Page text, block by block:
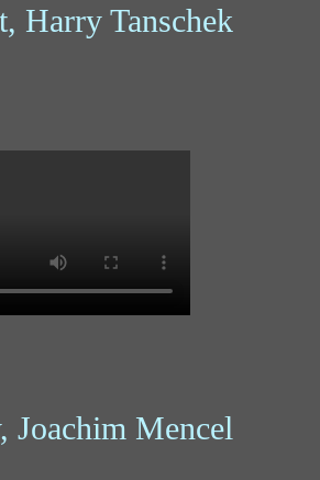
Harry Tanschek
Joachim Mencel